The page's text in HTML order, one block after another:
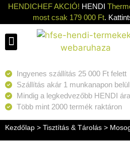
HENDICHEF AKCIÓ! HENDI
most csak 179 000 Ft.
Ingyenes szállítás 25 000 Ft felett
Szállítás akár 1 munkanapon belül
Mindig a legkedvezőbb HENDI
Több mint 2000 termék raktáron
Kezdőlap > Tisztítás & Tárolás >